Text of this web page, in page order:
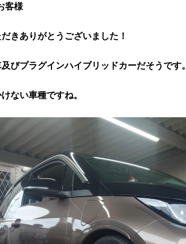
客様
きありがとうございました！
びプラグインハイブリッドカーだそうです。
ない車種ですね。